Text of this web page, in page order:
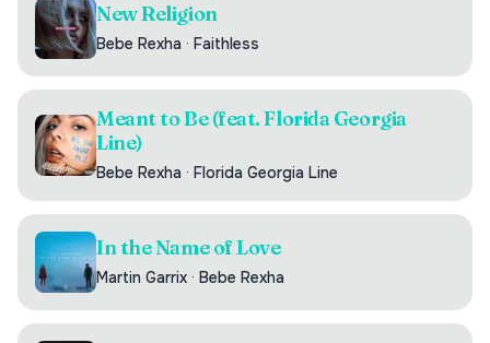
New Religion
Bebe Rexha · Faithless
Meant to Be (feat. Florida Georgia
Line)
Bebe Rexha · Florida Georgia Line
In the Name of Love
Martin Garrix · Bebe Rexha